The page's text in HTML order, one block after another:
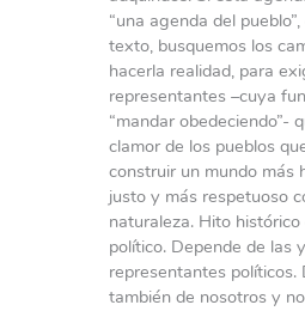
“una agenda del
texto, busquemos los
hacerla realidad, para
representantes –cuya
“mandar obedeciendo”-
clamor de los pueblos
construir un mundo más
justo y más respetuoso
naturaleza. Hito
político. Depende de las
representantes políticos.
también de nosotros y